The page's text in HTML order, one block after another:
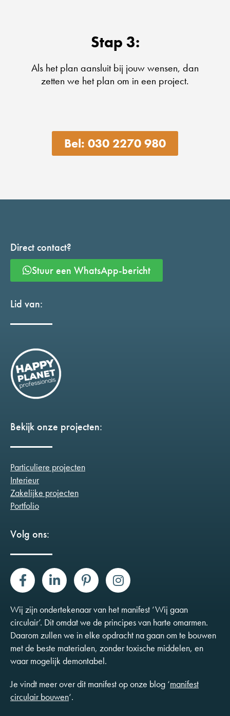
Stap 3:
Als het plan aansluit bij jouw wensen, dan
zetten we het plan om in een project.
Bel: 030 2270 980
Direct contact?
Stuur een WhatsApp-bericht
Lid van:
Bekijk onze projecten:
Particuliere projecten
Interieur
Zakelijke projecten
Portfolio
Volg ons:
Wij zijn ondertekenaar van het manifest ‘Wij gaan
circulair’. Dit omdat we de principes van harte omarmen.
Daarom zullen we in elke opdracht na gaan om te bouwen
met de beste materialen, zonder toxische middelen, en
waar mogelijk demontabel.
Je vindt meer over dit manifest op onze blog ‘manifest
circulair bouwen‘.